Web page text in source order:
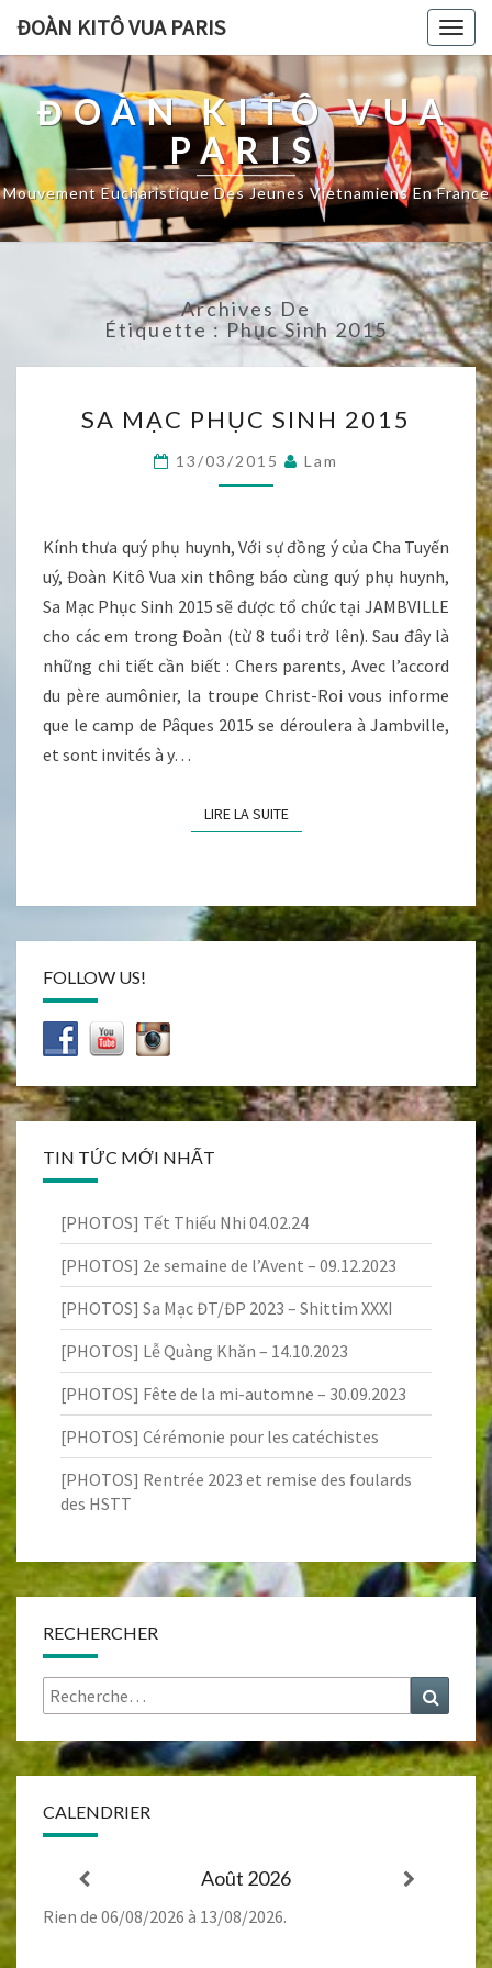
ĐOÀN KITÔ VUA PARIS
ĐOÀN KITÔ VUA
PARIS
Mouvement Eucharistique Des Jeunes Vietnamiens En France
Archives De
Étiquette :Phục Sinh 2015
MẠC
SINH
2015
SA MẠC PHỤC SINH 2015
13/03/2015 Lam
Kính thưa quý phụ huynh, Với sự đồng ý của Cha Tuyến
uý, Đoàn Kitô Vua xin thông báo cùng quý phụ huynh,
Sa Mạc Phục Sinh 2015 sẽ được tổ chức tại JAMBVILLE
cho các em trong Đoàn (từ 8 tuổi trở lên). Sau đây là
những chi tiết cần biết : Chers parents, Avec l’accord
du père aumônier, la troupe Christ-Roi vous informe
que le camp de Pâques 2015 se déroulera à Jambville,
et sont invités à y…
LIRE LA SUITELIRE LA SUITE
FOLLOW US!
TIN TỨC MỚI NHẤT
[PHOTOS] Tết Thiếu Nhi 04.02.24
[PHOTOS] 2e semaine de l’Avent – 09.12.2023
[PHOTOS] Sa Mạc ĐT/ĐP 2023 – Shittim XXXI
[PHOTOS] Lễ Quàng Khăn – 14.10.2023
[PHOTOS] Fête de la mi-automne – 30.09.2023
[PHOTOS] Cérémonie pour les catéchistes
[PHOTOS] Rentrée 2023 et remise des foulards
des HSTT
RECHERCHER
Rechercher :
CALENDRIER
Août 2026
Rien de 06/08/2026 à 13/08/2026.